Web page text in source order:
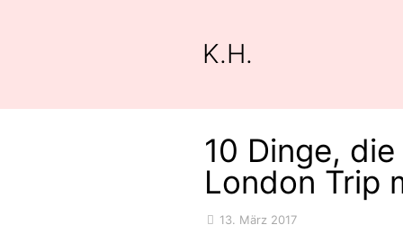
K.H.
10 Dinge,
London Trip
13. März 2017